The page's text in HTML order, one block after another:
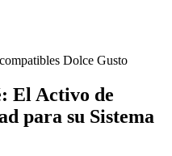
Dolce Gusto
El Activo de
para su Sistema